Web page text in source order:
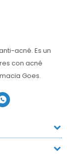
acné. Es un
con acné
Goes.